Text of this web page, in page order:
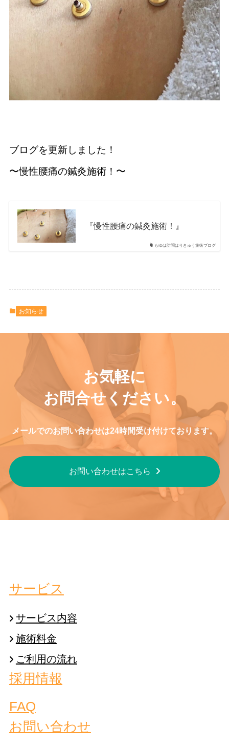
ブログを更新しました！
〜慢性腰痛の鍼灸施術！〜
もゆは訪問はりきゅう施術ブログ
『慢性腰痛の鍼灸施術！』
お知らせ
お気軽に
お問合せください。
メールでのお問い合わせは24時間受け付けております。
お問い合わせはこちら
サービス
サービス内容
施術料金
ご利用の流れ
採用情報
FAQ
お問い合わせ